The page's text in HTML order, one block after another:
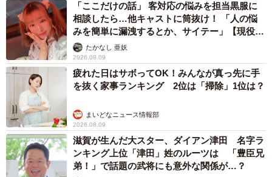
「ここだけの話」 客対応の悩みを担当黒服に
相談したら…他キャストに筒抜け！ 「人の悩
みを簡単に漏洩するとか、サイテー」【現役キ
ャストに取材】
たかなし 亜妖
2026.08.09
疲れた日はサボってOK！みんなが真っ先に手
を抜く家事ランキング 2位は「掃除」1位は？
まいどなニュース情報部
2026.08.09
滋賀が生んだ大スター、ダイアン津田 名字ラ
ンキング上位「津田」姓のルーツは 「豊臣兄
弟！」で話題の武将にも意外な関係が…？